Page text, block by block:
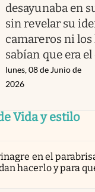
desayunaba en
sin revelar su
camareros ni los
sabían que era
lunes, 08 de Junio de
2026
Vida y estilo
en el
hacerlo y para